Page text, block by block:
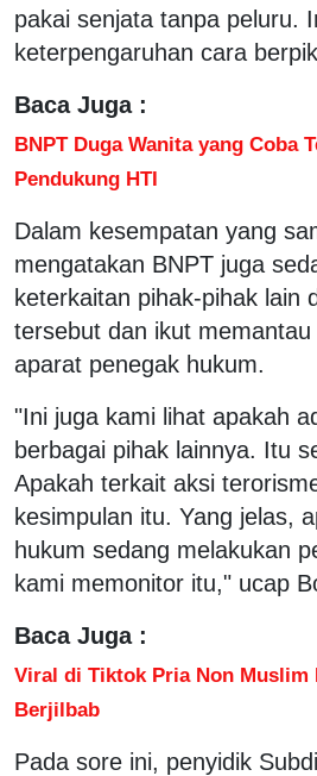
pakai senjata tanpa peluru.
keterpengaruhan cara
Baca Juga :
BNPT Duga Wanita yang Coba
Pendukung HTI
Dalam kesempatan yang
mengatakan BNPT juga
keterkaitan pihak-pihak lain
tersebut dan ikut
aparat penegak hukum.
"Ini juga kami lihat apakah
berbagai pihak lainnya. Itu
Apakah terkait aksi
kesimpulan itu. Yang jelas,
hukum sedang melakukan
kami memonitor itu," ucap
Baca Juga :
Viral di Tiktok Pria Non Muslim
Berjilbab
Pada sore ini, penyidik